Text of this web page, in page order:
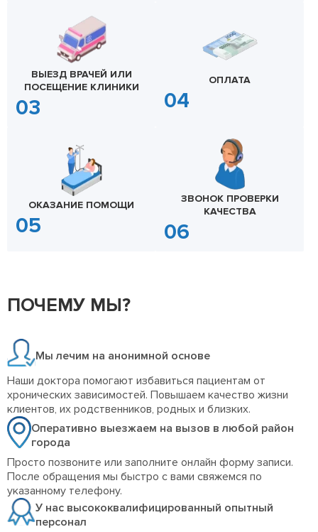
ВЫЕЗД ВРАЧЕЙ ИЛИ
ПОСЕЩЕНИЕ КЛИНИКИ
ОПЛАТА
ОКАЗАНИЕ ПОМОЩИ
ЗВОНОК ПРОВЕРКИ
КАЧЕСТВА
ПОЧЕМУ МЫ?
Мы лечим на анонимной основе
Наши доктора помогают избавиться пациентам от
хронических зависимостей. Повышаем качество жизни
клиентов, их родственников, родных и близких.
Оперативно выезжаем на вызов в любой район
города
Просто позвоните или заполните онлайн форму записи.
После обращения мы быстро с вами свяжемся по
указанному телефону.
У нас высококвалифицированный опытный
персонал